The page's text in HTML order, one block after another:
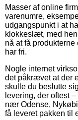
Masser af online
varenumre,
udgangspunkt i at
klokkeslæt, med
nå at få
har fri.
Nogle internet
det påkrævet at der
skulle du beslutte
levering, der oftest
nær Odense,
få leveret pakken til